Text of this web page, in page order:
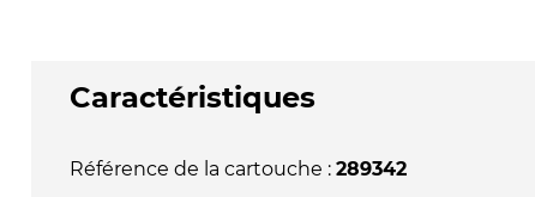
Caractéristiques
Référence de la cartouche : 289342